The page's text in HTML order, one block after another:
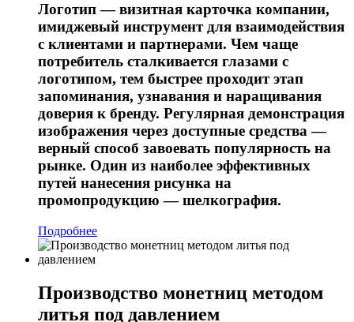
Логотип — визитная карточка компании,
имиджевый инструмент для взаимодействия
с клиентами и партнерами. Чем чаще
потребитель сталкивается глазами с
логотипом, тем быстрее проходит этап
запоминания, узнавания и наращивания
доверия к бренду. Регулярная демонстрация
изображения через доступные средства —
верный способ завоевать популярность на
рынке. Один из наиболее эффективных
путей нанесения рисунка на
промопродукцию — шелкография.
Подробнее
Производство монетниц методом
литья под давлением